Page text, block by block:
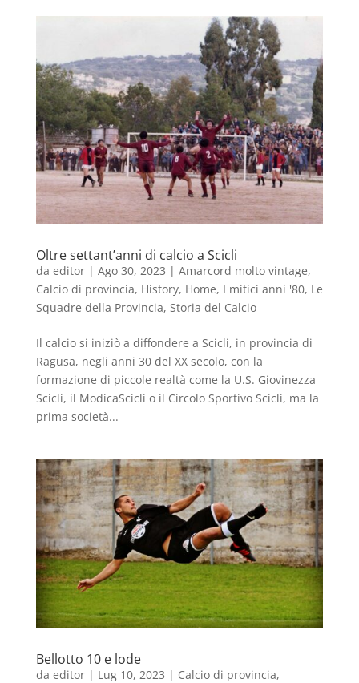
Oltre settant’anni di calcio a Scicli
da editor| Ago 30, 2023 | Amarcord molto vintage,
Calcio di provincia, History, Home, I mitici anni '80, Le
Squadre della Provincia, Storia del Calcio
Il calcio si iniziò a diffondere a Scicli, in provincia di
Ragusa, negli anni 30 del XX secolo, con la
formazione di piccole realtà come la U.S. Giovinezza
Scicli, il ModicaScicli o il Circolo Sportivo Scicli, ma la
prima società...
Bellotto 10 e lode
da editor| Lug 10, 2023 | Calcio di provincia,